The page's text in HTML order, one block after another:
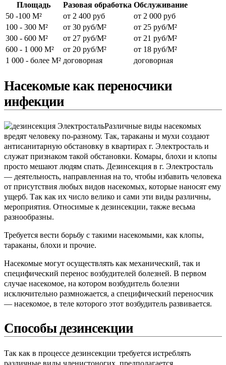
Площадь Разовая обработка Обслуживание
50 -100 М²
от 2 400 руб
от 2 000 руб
100 - 300 М²
от 30 руб/М²
от 25 руб/М²
300 - 600 М²
от 27 руб/М²
от 21 руб/М²
600 - 1 000 М²
от 20 руб/М²
от 18 руб/М²
1 000 - более М² договорная договорная
Насекомые как переносчики
инфекции
Различные виды насекомых
вредят человеку по-разному. Так, тараканы и мухи создают
антисанитарную обстановку в квартирах г. Электросталь и
служат признаком такой обстановки. Комары, блохи и клопы
просто мешают людям спать. Дезинсекция в г. Электросталь
— деятельность, направленная на то, чтобы избавить человека
от присутствия любых видов насекомых, которые наносят ему
ущерб. Так как их число велико и сами эти виды различны,
мероприятия. Относимые к дезинсекции, также весьма
разнообразны.
Требуется вести борьбу с такими насекомыми, как клопы,
тараканы, блохи и прочие.
Насекомые могут осуществлять как механический, так и
специфический перенос возбудителей болезней. В первом
случае насекомое, на котором возбудитель болезни
исключительно размножается, а специфический переносчик
— насекомое, в теле которого этот возбудитель развивается.
Способы дезинсекции
Так как в процессе дезинсекции требуется истреблять
различные виды членистоногих, предполагается